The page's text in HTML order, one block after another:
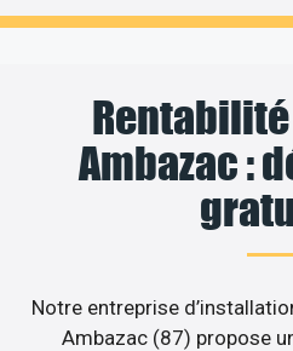
Ambazac :
Notre entreprise
Ambazac (87) propose